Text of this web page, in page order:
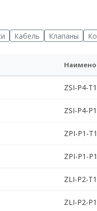
Кабель Клапаны
ZSI-P4-
ZSI-P4-
ZPI-P1-
ZPI-P1-
ZLI-P2-
ZLI-P2-